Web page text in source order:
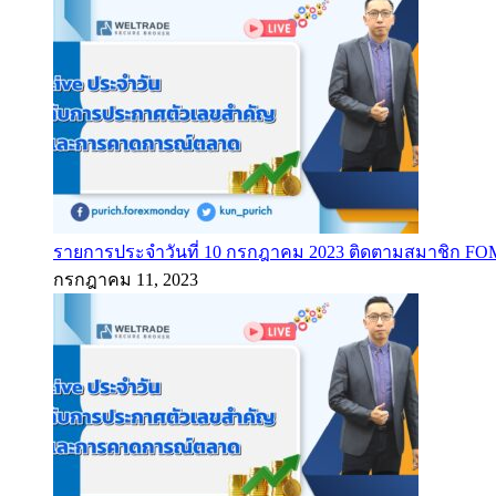
รายการประจำวันที่ 10 กรกฎาคม 2023 ติดตามสมาชิก
กรกฎาคม 11, 2023